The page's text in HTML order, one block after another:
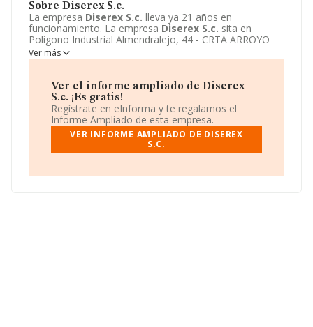
Sobre Diserex S.c.
La empresa Diserex S.c. lleva ya 21 años en
funcionamiento. La empresa Diserex S.c. sita en
Poligono Industrial Almendralejo, 44 - CRTA ARROYO
MAN 4, Almendralejo, Badajoz. La actividad CNAE de
esta compañía es 4752 - Comercio al por menor de
La empreaDiserex S.c.se registra como Sociedad civil.
Ver más
Ver el informe ampliado de Diserex
S.c. ¡Es gratis!
Regístrate en eInforma y te regalamos el
Informe Ampliado de esta empresa.
VER INFORME AMPLIADO DE DISEREX
S.C.